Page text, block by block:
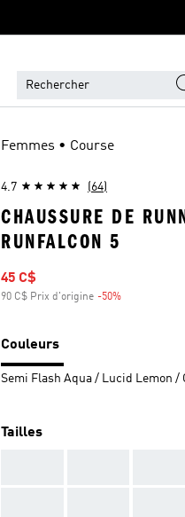
Femmes • Course
4.7 (64)
CHAUSSURE DE
RUNFALCON 5
Prix soldé
45 C$
90 C$ Prix d'origine -50%
Couleurs
Semi Flash Aqua / Lucid Lemon /
Tailles